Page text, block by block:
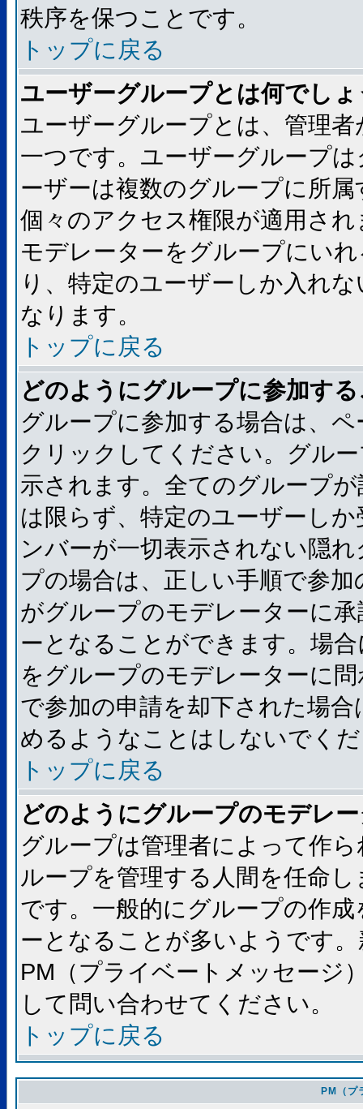
秩序を保つことです。
トップに戻る
ユーザーグループとは何でし
ユーザーグループとは、管理
一つです。ユーザーグループ
ーザーは複数のグループに所
個々のアクセス権限が適用さ
モデレーターをグループにい
り、特定のユーザーしか入れ
なります。
トップに戻る
どのようにグループに参加す
グループに参加する場合は、
クリックしてください。グル
示されます。全てのグループ
は限らず、特定のユーザーし
ンバーが一切表示されない隠
プの場合は、正しい手順で参
がグループのモデレーターに
ーとなることができます。場
をグループのモデレーターに
で参加の申請を却下された場
めるようなことはしないでく
トップに戻る
どのようにグループのモデレ
グループは管理者によって作
ループを管理する人間を任命
です。一般的にグループの作
ーとなることが多いようです
PM（プライベートメッセージ
して問い合わせてください。
トップに戻る
PM（プ